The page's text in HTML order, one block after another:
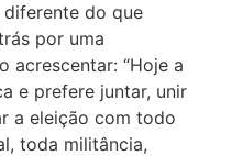
do que
por uma
acrescentar: “Hoje a
e prefere juntar, unir
a eleição com todo
toda militância,